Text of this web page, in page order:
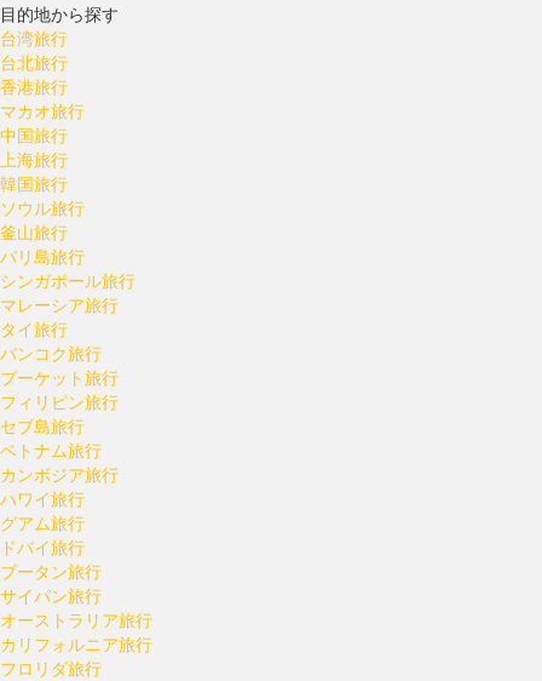
目的地から探す
台湾旅行
台北旅行
香港旅行
マカオ旅行
中国旅行
上海旅行
韓国旅行
ソウル旅行
釜山旅行
バリ島旅行
シンガポール旅行
マレーシア旅行
タイ旅行
バンコク旅行
プーケット旅行
フィリピン旅行
セブ島旅行
ベトナム旅行
カンボジア旅行
ハワイ旅行
グアム旅行
ドバイ旅行
ブータン旅行
サイパン旅行
オーストラリア旅行
カリフォルニア旅行
フロリダ旅行